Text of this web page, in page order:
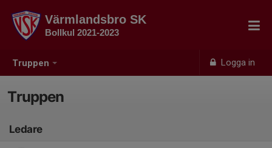
Truppen Logga in
Värmlandsbro SK
Bollkul 2021-2023
Truppen
Ledare